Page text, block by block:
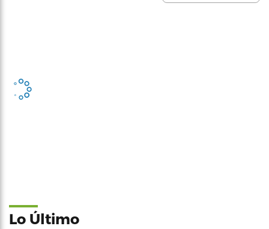
Lo Último